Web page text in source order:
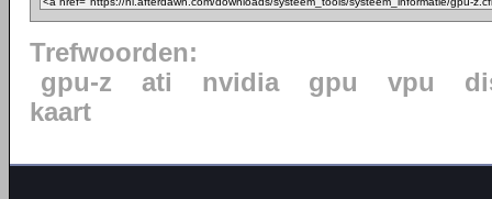
Trefwoorden:
gpu-z
ati nvidia gpu vpu
kaart